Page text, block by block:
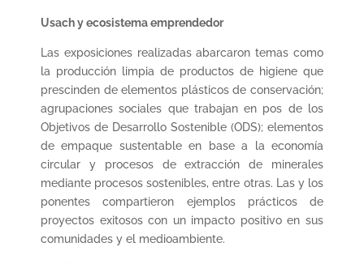
Usach y ecosistema emprendedor
Las exposiciones realizadas abarcaron temas como
la producción limpia de productos de higiene que
prescinden de elementos plásticos de conservación;
agrupaciones sociales que trabajan en pos de los
Objetivos de Desarrollo Sostenible (ODS); elementos
de empaque sustentable en base a la economía
circular y procesos de extracción de minerales
mediante procesos sostenibles, entre otras. Las y los
ponentes compartieron ejemplos prácticos de
proyectos exitosos con un impacto positivo en sus
comunidades y el medioambiente.